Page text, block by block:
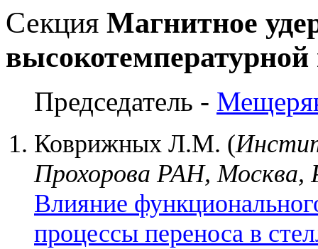
Секция Магнитное
Председатель -
Коврижных Л.М. (
Прохорова РАН, Москва,
Влияние
процессы переноса в